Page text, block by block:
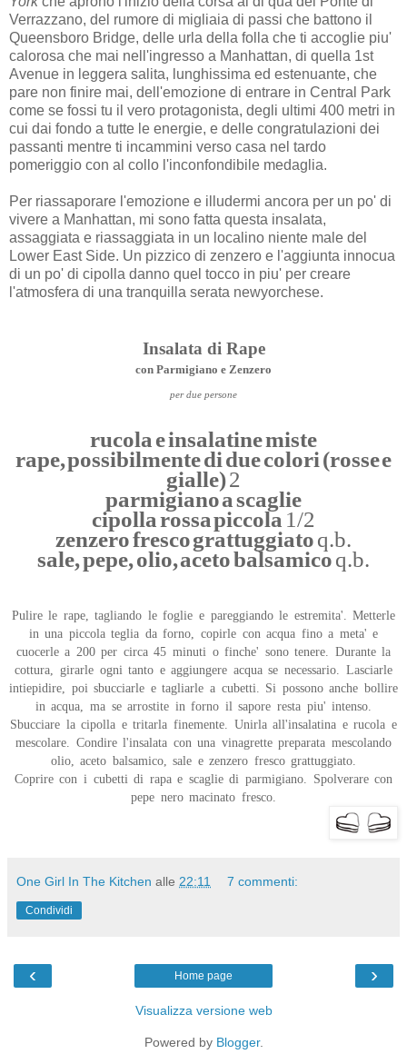
Verrazzano, del rumore di migliaia di passi che battono il
Queensboro Bridge, delle urla della folla che ti accoglie piu'
calorosa che mai nell'ingresso a Manhattan, di quella 1st
Avenue in leggera salita, lunghissima ed estenuante, che
pare non finire mai, dell'emozione di entrare in Central Park
come se fossi tu il vero protagonista, degli ultimi 400 metri in
cui dai fondo a tutte le energie, e delle congratulazioni dei
passanti mentre ti incammini verso casa nel tardo
pomeriggio con al collo l'inconfondibile medaglia.
Per riassaporare l'emozione e illudermi ancora per un po' di
vivere a Manhattan, mi sono fatta questa insalata,
assaggiata e riassaggiata in un localino niente male del
Lower East Side. Un pizzico di zenzero e l'aggiunta innocua
di un po' di cipolla danno quel tocco in piu' per creare
l'atmosfera di una tranquilla serata newyorchese.
Insalata di Rape
con Parmigiano e Zenzero
per due persone
rucola e insalatine miste
rape, possibilmente di due colori (rosse e
gialle)2
parmigiano a scaglie
cipolla rossa piccola 1/2
zenzero fresco grattuggiatoq.b.
sale, pepe, olio, aceto balsamicoq.b.
Pulire le rape, tagliando le foglie e pareggiando le estremita'. Metterle
in una piccola teglia da forno, copirle con acqua fino a meta' e
cuocerle a 200 per circa 45 minuti o finche' sono tenere. Durante la
cottura, girarle ogni tanto e aggiungere acqua se necessario. Lasciarle
intiepidire, poi sbucciarle e tagliarle a cubetti. Si possono anche bollire
in acqua, ma se arrostite in forno il sapore resta piu' intenso.
Sbucciare la cipolla e tritarla finemente. Unirla all'insalatina e rucola e
mescolare. Condire l'insalata con una vinagrette preparata mescolando
olio, aceto balsamico, sale e zenzero fresco grattuggiato.
Coprire con i cubetti di rapa e scaglie di parmigiano. Spolverare con
pepe nero macinato fresco.
One Girl In The Kitchen alle 22:11 7 commenti:
Condividi
‹ ›
Home page
Visualizza versione web
Powered by Blogger.